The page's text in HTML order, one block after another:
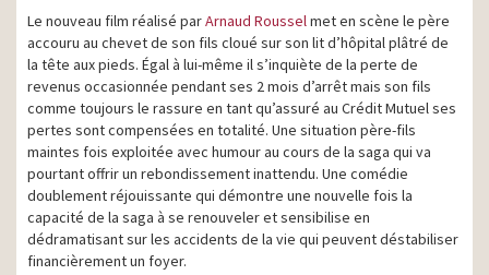
Le nouveau film réalisé parArnaud Rousselmet en scène le père
accouru au chevet de son fils cloué sur son lit d’hôpital plâtré de
la tête aux pieds. Égal à lui-même il s’inquiète de la perte de
revenus occasionnée pendant ses 2 mois d’arrêt mais son fils
comme toujours le rassure en tant qu’assuré au Crédit Mutuel ses
pertes sont compensées en totalité. Une situation père-fils
maintes fois exploitée avec humour au cours de la saga qui va
pourtant offrir un rebondissement inattendu. Une comédie
doublement réjouissante qui démontre une nouvelle fois la
capacité de la saga à se renouveler et sensibilise en
dédramatisant sur les accidents de la vie qui peuvent déstabiliser
financièrement un foyer.